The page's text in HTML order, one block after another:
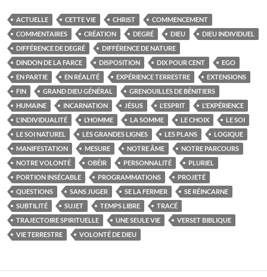
ACTUELLE CETTE VIE CHRIST
COMMENCEMENT
COMMENTAIRES
CRÉATION DEGRÉ DIEU
DIEU INDIVIDUEL
DIFFÉRENCE DE DEGRÉ
DIFFÉRENCE DE NATURE
DINDON DE LA FARCE
DISPOSITION DIX POUR CENT
EGO
EN PARTIE
EN RÉALITÉ EXPÉRIENCE TERRESTRE
EXTENSIONS
FIN
GRAND DIEU GÉNÉRAL
GRENOUILLES DE BÉNITIERS
HUMAINE
INCARNATION JÉSUS L'ESPRIT
L'EXPÉRIENCE
L'INDIVIDUALITÉ
L’HOMME LA SOMME LE CHOIX
LE SOI
LE SOI NATUREL
LES GRANDES LIGNES LES PLANS
LOGIQUE
MANIFESTATION
MESURE NOTRE ÂME
NOTRE PARCOURS
NOTRE VOLONTÉ
OBÉIR PERSONNALITÉ
PLURIEL
PORTION INSÉCABLE
PROGRAMMATIONS
PROJETÉ
QUESTIONS
SANS JUGER SE LA FERMER
SE RÉINCARNE
SUBTILITÉ
SUJET TEMPS LIBRE
TRACÉ
TRAJECTOIRE SPIRITUELLE
UNE SEULE VIE
VERSET BIBLIQUE
VIE TERRESTRE
VOLONTÉ DE DIEU